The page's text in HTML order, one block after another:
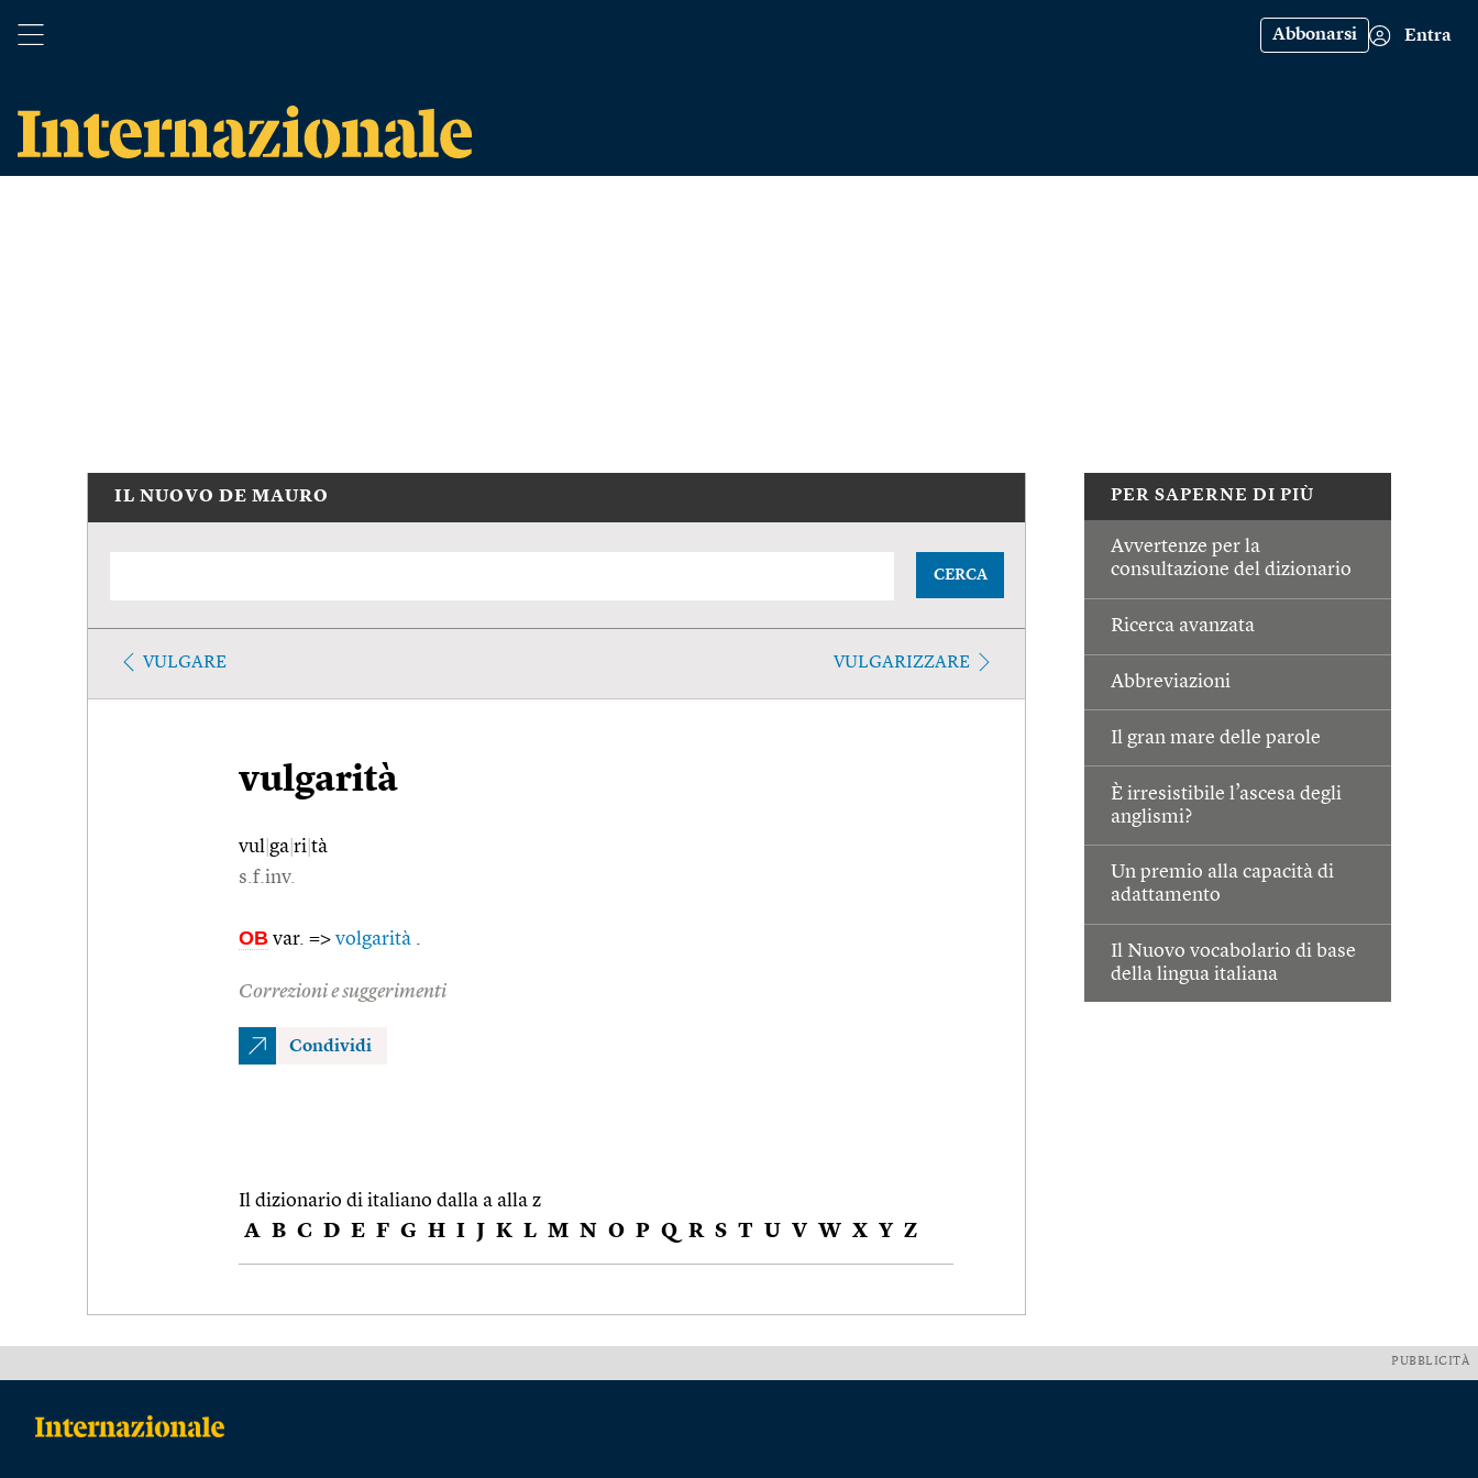
Abbonarsi Entra
PER SAPERNE DI PIÙ
Avvertenze per la
consultazione del dizionario
Ricerca avanzata
Abbreviazioni
Il gran mare delle parole
È irresistibile l’ascesa degli
anglismi?
Un premio alla capacità di
adattamento
Il Nuovo vocabolario di base
della lingua italiana
IL NUOVO DE MAURO
CERCA
VULGARE VULGARIZZARE
vulgarità
vul ga ri tà
s.f.inv.
OB var. => volgarità .
Correzioni e suggerimenti
Condividi
Il dizionario di italiano dalla a alla z
A B C D E F G H I J K L M N O P Q R S T U V W X Y Z
PUBBLICITÀ